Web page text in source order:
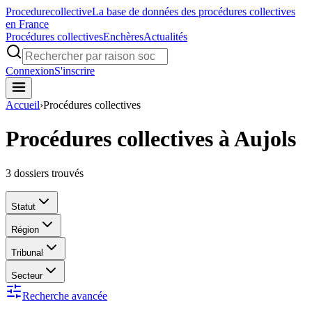
ProcedurecollectiveLa base de données des procédures collectives
en France
Procédures collectivesEnchèresActualités
ConnexionS'inscrire
Accueil›Procédures collectives
Procédures collectives à Aujols
3 dossiers trouvés
Statut
Région
Tribunal
Secteur
Recherche avancée